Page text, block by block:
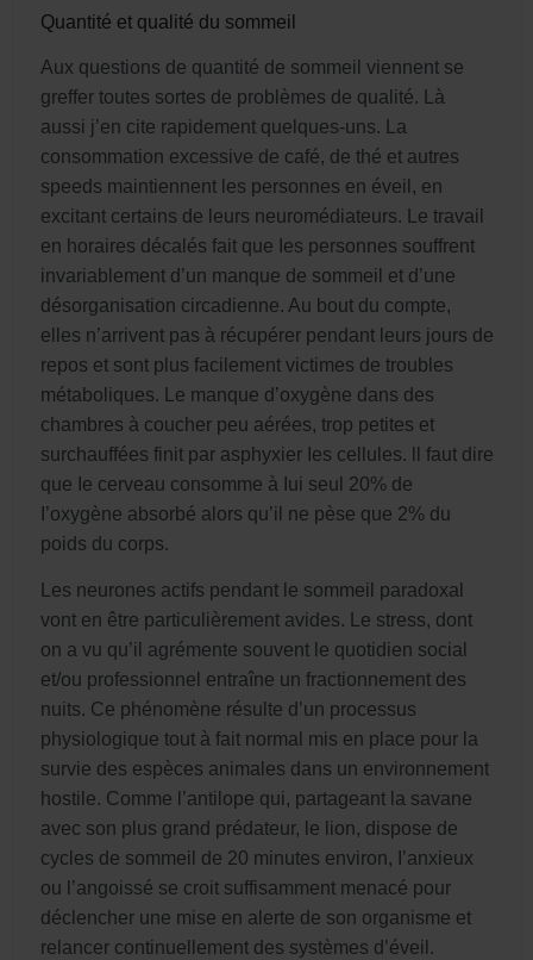
Quantité et qualité du sommeil
Aux questions de quantité de sommeil viennent se
greffer toutes sortes de problèmes de qualité. Là
aussi j’en cite rapidement quelques-uns. La
consommation excessive de café, de thé et autres
speeds maintiennent les personnes en éveil, en
excitant certains de leurs neuromédiateurs. Le travail
en horaires décalés fait que Ies personnes souffrent
invariablement d’un manque de sommeil et d’une
désorganisation circadienne. Au bout du compte,
elles n’arrivent pas à récupérer pendant leurs jours de
repos et sont plus facilement victimes de troubles
métaboliques. Le manque d’oxygène dans des
chambres à coucher peu aérées, trop petites et
surchauffées finit par asphyxier Ies cellules. ll faut dire
que Ie cerveau consomme à Iui seul 20% de
I’oxygène absorbé alors qu’il ne pèse que 2% du
poids du corps.
Les neurones actifs pendant le sommeil paradoxal
vont en être particulièrement avides. Le stress, dont
on a vu qu’il agrémente souvent le quotidien social
et/ou professionnel entraîne un fractionnement des
nuits. Ce phénomène résulte d’un processus
physiologique tout à fait normal mis en place pour la
survie des espèces animales dans un environnement
hostile. Comme l’antilope qui, partageant la savane
avec son plus grand prédateur, le lion, dispose de
cycles de sommeil de 20 minutes environ, I’anxieux
ou l’angoissé se croit suffisamment menacé pour
déclencher une mise en alerte de son organisme et
relancer continuellement des systèmes d’éveil.